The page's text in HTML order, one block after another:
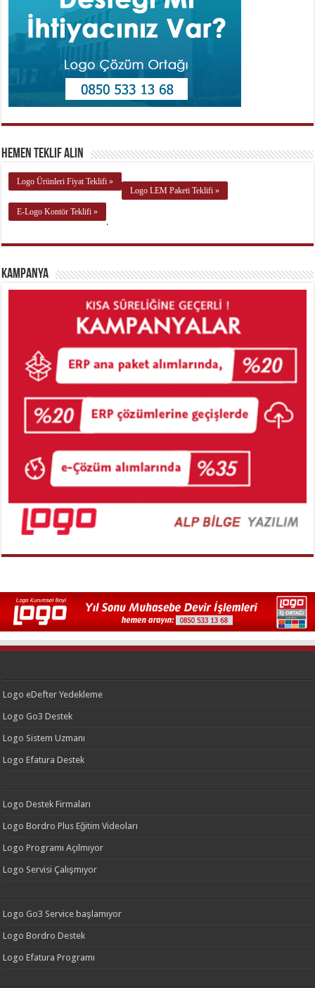
Hemen Teklif Alın
Logo Ürünleri Fiyat Teklifi »
Logo LEM Paketi Teklifi »
E-Logo Kontör Teklifi »
.
Kampanya
Logo eDefter Yedekleme
Logo Go3 Destek
Logo Sistem Uzmanı
Logo Efatura Destek
Logo Destek Firmaları
Logo Bordro Plus Eğitim Videoları
Logo Programı Açılmıyor
Logo Servisi Çalışmıyor
Logo Go3 Service başlamıyor
Logo Bordro Destek
Logo Efatura Programı